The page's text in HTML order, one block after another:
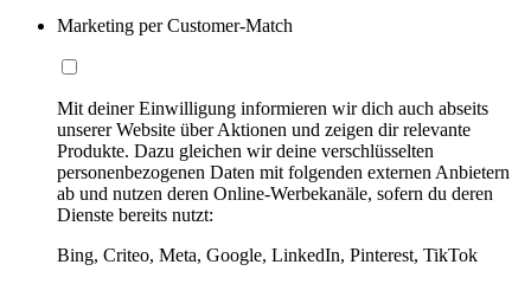
Marketing per Customer-Match
Mit deiner Einwilligung informieren wir dich auch abseits
unserer Website über Aktionen und zeigen dir relevante
Produkte. Dazu gleichen wir deine verschlüsselten
personenbezogenen Daten mit folgenden externen Anbietern
ab und nutzen deren Online-Werbekanäle, sofern du deren
Dienste bereits nutzt:
Bing, Criteo, Meta, Google, LinkedIn, Pinterest, TikTok